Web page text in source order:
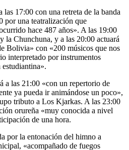
17:00 con una retreta de la banda
por una teatralización que
hace 487 años». A las 19:00
la Chunchuna, y a las 20:00 actuará
Bolivia» con «200 músicos que nos
interpretado por instrumentos
a las 21:00 «con un repertorio de
ya pueda ir animándose un poco»,
tributo a Los Kjarkas. A las 23:00
orureña «muy conocida a nivel
de una hora.
por la entonación del himno a
«acompañado de fuegos